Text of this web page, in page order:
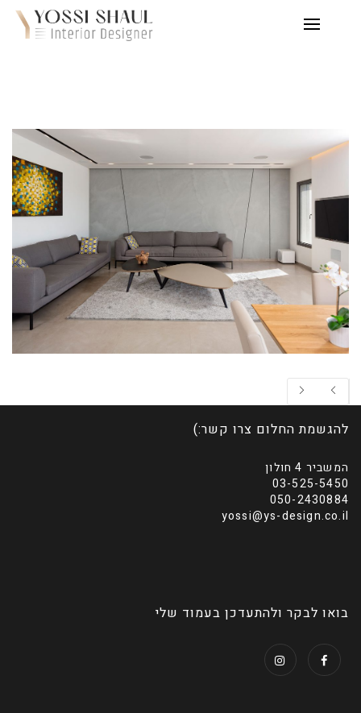
להגשמת החלום צרו קשר:)
המשביר 4 חולון
03-525-5450
050-2430884
yossi@ys-design.co.il
בואו לבקר ולהתעדכן בעמוד שלי